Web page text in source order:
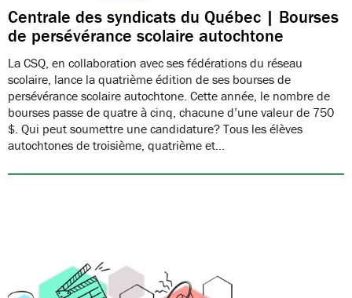
Centrale des syndicats du Québec | Bourses
de persévérance scolaire autochtone
La CSQ, en collaboration avec ses fédérations du réseau
scolaire, lance la quatrième édition de ses bourses de
persévérance scolaire autochtone. Cette année, le nombre de
bourses passe de quatre à cinq, chacune d’une valeur de 750
$. Qui peut soumettre une candidature? Tous les élèves
autochtones de troisième, quatrième et…